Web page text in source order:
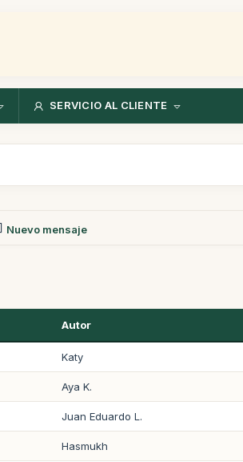
SERVICIO AL CLIENTE
Nuevo mensaje
Autor
Katy
Aya K.
Juan Eduardo L.
Hasmukh